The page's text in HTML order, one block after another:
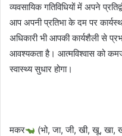
व्यवसायिक गतिविधियों में अपने
आप अपनी प्रतिभा के दम पर
अधिकारी भी आपकी कार्यशैली से
आवश्यकता है। आत्मविश्वास को
स्वास्थ्य सुधार होगा।
मकर (भो, जा, जी, खी, खू, खा,